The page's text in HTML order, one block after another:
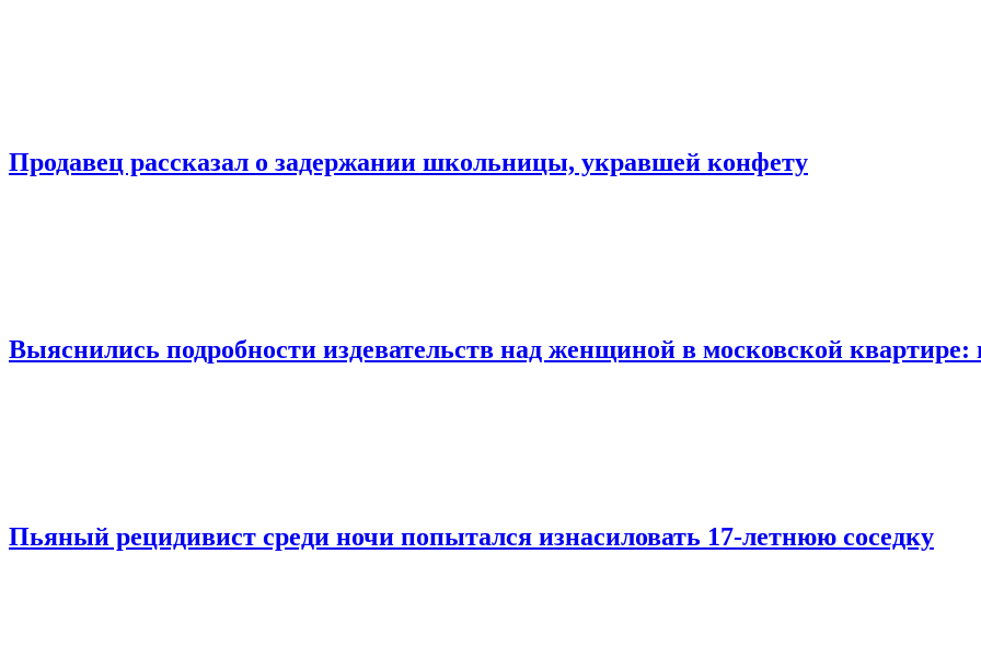
Продавец рассказал о задержании школьницы, укравшей конфету
Выяснились подробности издевательств над женщиной в московской квартире:
Пьяный рецидивист среди ночи попытался изнасиловать 17-летнюю соседку